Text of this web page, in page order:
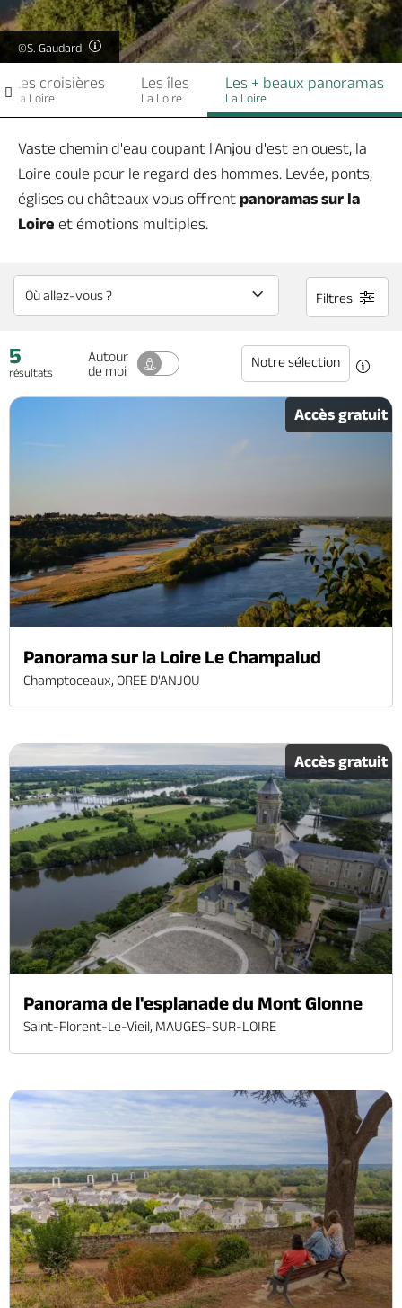
Billetterie en ligne
©S. Gaudard
Les croisières
La Loire
Les îles
La Loire
Les + beaux panoramas
La Loire
Vaste chemin d'eau coupant l'Anjou d'est en ouest, la
Loire coule pour le regard des hommes. Levée, ponts,
églises ou châteaux vous offrent panoramas sur la
Loire et émotions multiples.
Filtres
5
résultats
Autour
de moi
Notre sélection
Accès gratuit
Panorama sur la Loire Le Champalud
Champtoceaux, OREE D'ANJOU
Accès gratuit
Panorama de l'esplanade du Mont Glonne
Saint-Florent-Le-Vieil, MAUGES-SUR-LOIRE